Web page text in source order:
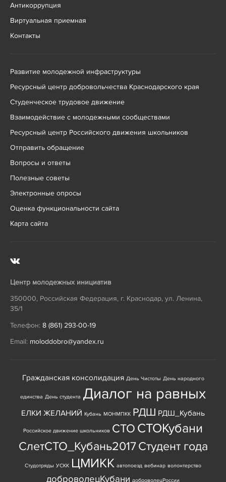
Антикоррупция
Виртуальная приемная
Контакты
Развитие молодежной инфраструктуры
Ресурсный центр добровольчества Краснодарского края
Студенческое трудовое движение
Взаимодействие с молодежными сообществами
Ресурсный центр Российского движения школьников
Отправить обращение
Вопросы и ответы
Полезные советы
Электронные опросы
Оценка функциональности сайта
Карта сайта
Центр молодежных инициатив
350000, Российская Федерация, г. Краснодар, ул. Ленина,
35/1
Телефон: 8 (861) 293-00-19
Email: moloddobro@yandex.ru
Гражданская консолидация День Чистоты День народного
единства День студента Диалог на равных
ЕЛКИ ЖЕЛАНИЙ Кубань МОНМПКК РДШ РДШ_Кубань
Российское движение школьников СТО СТОКубани
СлетСТО_Кубань2017Студент года
Студотряды УСКК ЦМИКК автопоезд вебинар волонтерство
доброволецКубани доброволецРоссии